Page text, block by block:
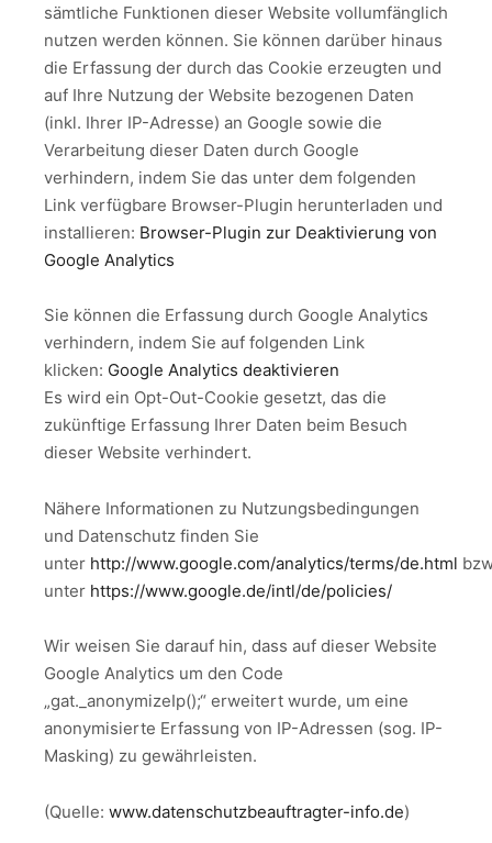
sämtliche Funktionen dieser Website vollumfänglich
nutzen werden können. Sie können darüber hinaus
die Erfassung der durch das Cookie erzeugten und
auf Ihre Nutzung der Website bezogenen Daten
(inkl. Ihrer IP-Adresse) an Google sowie die
Verarbeitung dieser Daten durch Google
verhindern, indem Sie das unter dem folgenden
Link verfügbare Browser-Plugin herunterladen und
installieren: Browser-Plugin zur Deaktivierung von
Google Analytics
Sie können die Erfassung durch Google Analytics
verhindern, indem Sie auf folgenden Link
klicken: Google Analytics deaktivieren
Es wird ein Opt-Out-Cookie gesetzt, das die
zukünftige Erfassung Ihrer Daten beim Besuch
dieser Website verhindert.
Nähere Informationen zu Nutzungsbedingungen
und Datenschutz finden Sie
unter http://www.google.com/analytics/terms/de.html
unter https://www.google.de/intl/de/policies/
Wir weisen Sie darauf hin, dass auf dieser Website
Google Analytics um den Code
„gat._anonymizeIp();“ erweitert wurde, um eine
anonymisierte Erfassung von IP-Adressen (sog. IP-
Masking) zu gewährleisten.
(Quelle: www.datenschutzbeauftragter-info.de)